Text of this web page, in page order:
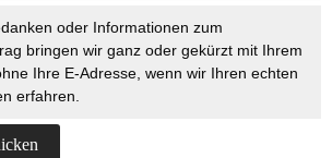
oder Informationen zum
bringen wir ganz oder gekürzt mit Ihrem
Ihre E-Adresse, wenn wir Ihren echten
erfahren.